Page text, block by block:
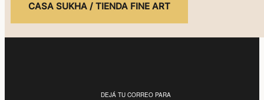
CASA SUKHA / TIENDA FINE ART
DEJÁ TU CORREO PARA